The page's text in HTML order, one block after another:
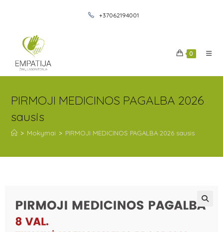
+37062194001
0
PIRMOJI MEDICINOS PAGALBA 2026
sausis
> Mokymai > PIRMOJI MEDICINOS PAGALBA 2026 sausis